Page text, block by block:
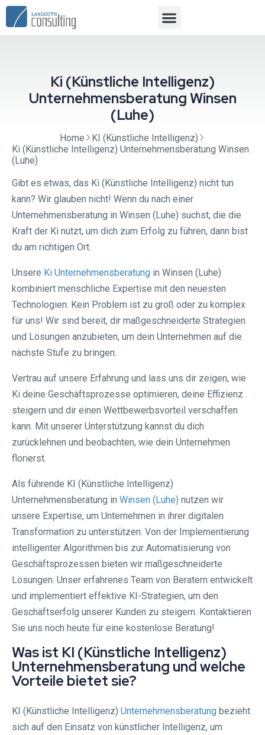
Ki (Künstliche Intelligenz)
Unternehmensberatung Winsen
(Luhe)
Home
KI (Künstliche Intelligenz)
Ki (Künstliche Intelligenz) Unternehmensberatung Winsen
(Luhe)
Gibt es etwas, das Ki (Künstliche Intelligenz) nicht tun
kann? Wir glauben nicht! Wenn du nach einer
Unternehmensberatung in Winsen (Luhe) suchst, die die
Kraft der Ki nutzt, um dich zum Erfolg zu führen, dann bist
du am richtigen Ort.
Unsere Ki Unternehmensberatung in Winsen (Luhe)
kombiniert menschliche Expertise mit den neuesten
Technologien. Kein Problem ist zu groß oder zu komplex
für uns! Wir sind bereit, dir maßgeschneiderte Strategien
und Lösungen anzubieten, um dein Unternehmen auf die
nächste Stufe zu bringen.
Vertrau auf unsere Erfahrung und lass uns dir zeigen, wie
Ki deine Geschäftsprozesse optimieren, deine Effizienz
steigern und dir einen Wettbewerbsvorteil verschaffen
kann. Mit unserer Unterstützung kannst du dich
zurücklehnen und beobachten, wie dein Unternehmen
florierst.
Als führende KI (Künstliche Intelligenz)
Unternehmensberatung in Winsen (Luhe) nutzen wir
unsere Expertise, um Unternehmen in ihrer digitalen
Transformation zu unterstützen. Von der Implementierung
intelligenter Algorithmen bis zur Automatisierung von
Geschäftsprozessen bieten wir maßgeschneiderte
Lösungen. Unser erfahrenes Team von Beratern entwickelt
und implementiert effektive KI-Strategien, um den
Geschäftserfolg unserer Kunden zu steigern. Kontaktieren
Sie uns noch heute für eine kostenlose Beratung!
Was ist KI (Künstliche Intelligenz)
Unternehmensberatung und welche
Vorteile bietet sie?
KI (Künstliche Intelligenz) Unternehmensberatung bezieht
sich auf den Einsatz von künstlicher Intelligenz, um